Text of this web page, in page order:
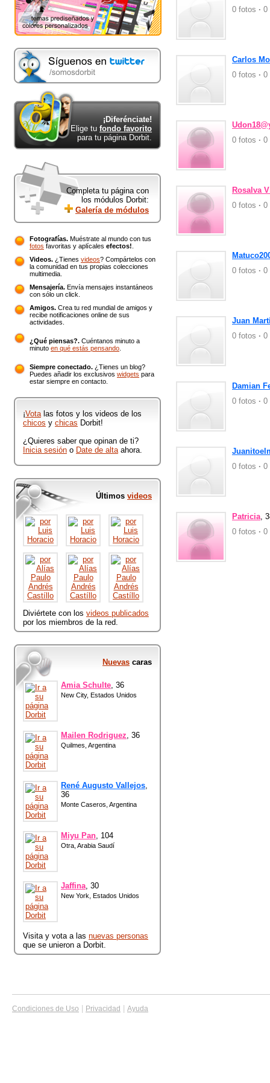
privacidad.
¡Diferénciate!
Elige tu fondo favorito
para tu página Dorbit.
Completa tu página con
los módulos Dorbit:
Galería de módulos
Fotografías. Muéstrate al mundo con tus
fotos favoritas y aplícales efectos!
Videos. ¿Tienes videos? Compártelos con
la comunidad en tus propias colecciones
multimedia.
Mensajería. Envía mensajes instantáneos
con sólo un click.
Amigos. Crea tu red mundial de amigos y
recibe notificaciones online de sus
actividades.
¿Qué piensas?. Cuéntanos minuto a
minuto en qué estás pensando
Siempre conectado. ¿Tienes un blog?
Puedes añadir los exclusivos widgets para
estar siempre en contacto.
¡Votalas fotos y los videos de los
chicos y chicas Dorbit!
¿Quieres saber que opinan de ti?
Inicia sesión o Date de altaahora.
Últimos videos
Diviértete con los videos publicados
por los miembros de la red.
Nuevas caras
Amia Schulte, 36
New City, Estados Unidos
Mailen Rodriguez, 36
Quilmes, Argentina
René Augusto Vallejos,
36
Monte Caseros, Argentina
Miyu Pan, 104
Otra, Arabia Saudí
Jaffina, 30
New York, Estados Unidos
Visita y vota a las nuevas personas
que se unieron a Dorbit.
0 fotos · 0
Carlos
0 fotos · 0
0 fotos · 0
Rosalva
0 fotos · 0
0 fotos · 0
Juan
0 fotos · 0
Damian
0 fotos · 0
0 fotos · 0
Patricia,
0 fotos · 0
Condiciones de Uso Privacidad Ayuda